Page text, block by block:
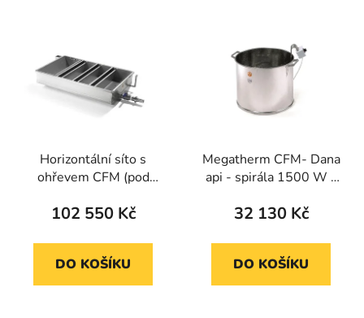
Horizontální síto s
ohřevem CFM (pod
102 550 Kč
DO KOŠÍKU
Megatherm CFM- Dana
api - spirála 1500 W a
32 130 Kč
DO KOŠÍKU